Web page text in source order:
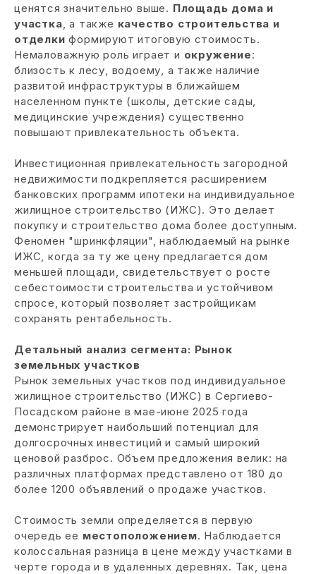
ценятся значительно выше. Площадь дома и
участка , а также качество строительства и
отделки формируют итоговую стоимость.
Немаловажную роль играет и окружение:
близость к лесу, водоему, а также наличие
развитой инфраструктуры в ближайшем
населенном пункте (школы, детские сады,
медицинские учреждения) существенно
повышают привлекательность объекта.
Инвестиционная привлекательность загородной
недвижимости подкрепляется расширением
банковских программ ипотеки на индивидуальное
жилищное строительство (ИЖС). Это делает
покупку и строительство дома более доступным.
Феномен "шринкфляции", наблюдаемый на рынке
ИЖС, когда за ту же цену предлагается дом
меньшей площади, свидетельствует о росте
себестоимости строительства и устойчивом
спросе, который позволяет застройщикам
сохранять рентабельность.
Детальный анализ сегмента: Рынок
земельных участков
Рынок земельных участков под индивидуальное
жилищное строительство (ИЖС) в Сергиево-
Посадском районе в мае-июне 2025 года
демонстрирует наибольший потенциал для
долгосрочных инвестиций и самый широкий
ценовой разброс. Объем предложения велик: на
различных платформах представлено от 180 до
более 1200 объявлений о продаже участков.
Стоимость земли определяется в первую
очередь ее местоположением. Наблюдается
колоссальная разница в цене между участками в
черте города и в удаленных деревнях. Так, цена